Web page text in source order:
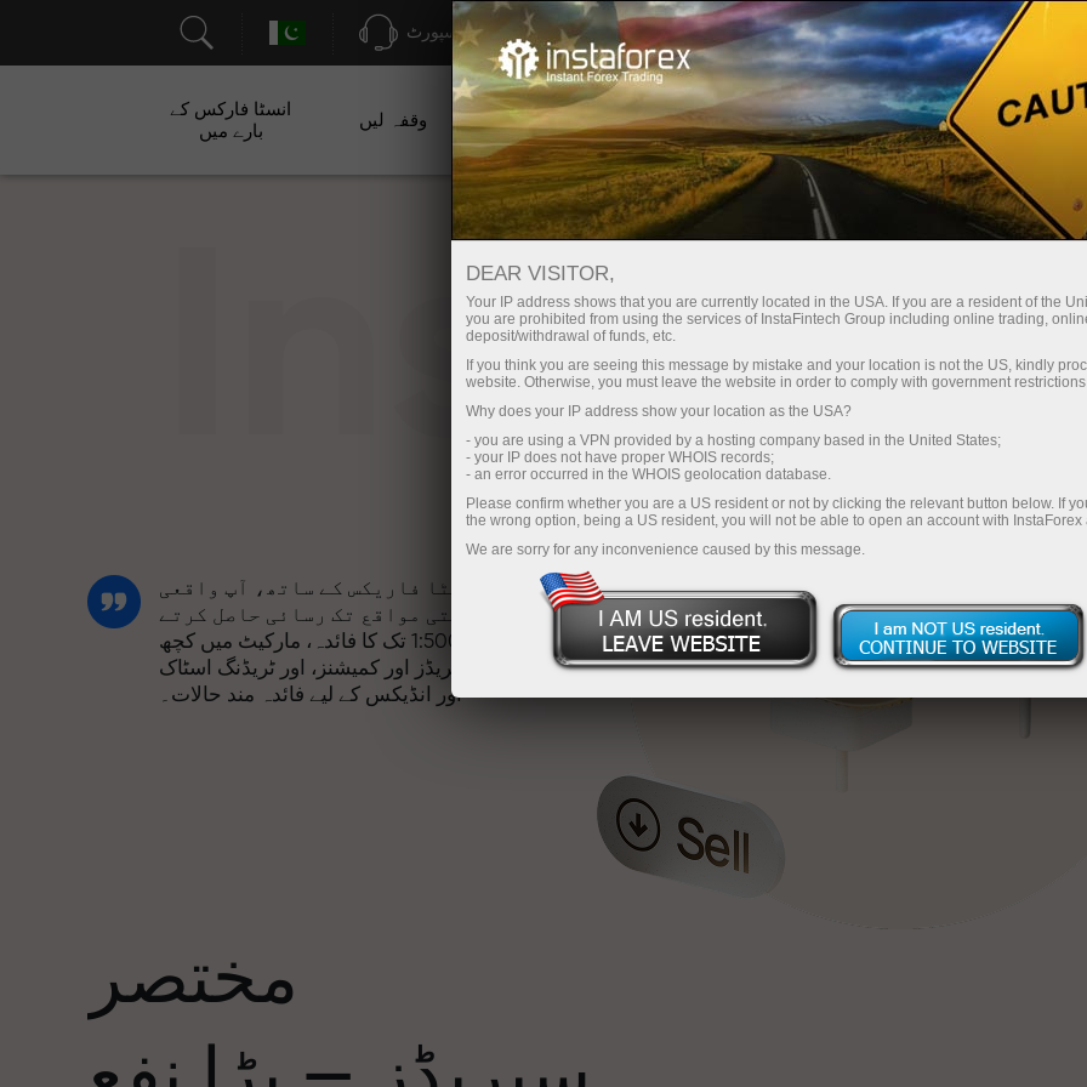
سپورٹ فوری اکاونٹ کھولیں تجارتی پلیٹ فارم
آموز کے لیے
سرمایہ کاروں کے
لیے
شراکت داروں کے
لئے
مہمات وقفہ لیں
انسٹا فارکس کے
بارے میں
انسٹا فاریکس کے ساتھ، آپ واقعی
مسابقتی مواقع تک رسائی حاصل کرتے
ہیں: 1:5000 تک کا فائدہ، مارکیٹ میں کچھ
بہترین اسپریڈز اور کمیشنز، اور ٹریڈنگ اسٹاک
اور انڈیکس کے لیے فائدہ مند حالات۔
جیسی قدروں کا اشتراک کرتی ہے۔ ایلس
لوپرائس ٹریڈنگ کی دنیا میں ڈرائیو
مختصر
DEAR VISITOR,
Your IP address shows that you are currently located in the USA. If you are a resident of the
you are prohibited from using the services of InstaFintech Group including online trading,
deposit/withdrawal of funds, etc.
If you think you are seeing this message by mistake and your location is not the US, kindly
website. Otherwise, you must leave the website in order to comply with government
Why does your IP address show your location as the USA?
- you are using a VPN provided by a hosting company based in the United States;
- your IP does not have proper WHOIS records;
- an error occurred in the WHOIS geolocation database.
Please confirm whether you are a US resident or not by clicking the relevant button below. If
the wrong option, being a US resident, you will not be able to open an account with InstaForex
We are sorry for any inconvenience caused by this message.